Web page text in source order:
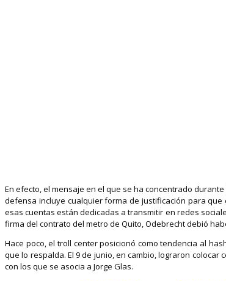
En efecto, el mensaje en el que se ha concentrado
defensa incluye cualquier forma de justificación para
esas cuentas están dedicadas a transmitir en redes
firma del contrato del metro de Quito, Odebrecht debió
Hace poco, el troll center posicionó como tendencia al
que lo respalda. El 9 de junio, en cambio, lograron
con los que se asocia a Jorge Glas.